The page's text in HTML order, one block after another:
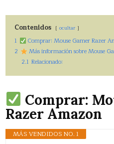
Contenidos ocultar
1
Comprar: Mouse Gamer Razer
2
Más información sobre Mouse
2.1 Relacionado:
Comprar:
Razer Amazon
MÁS VENDIDOS NO. 1